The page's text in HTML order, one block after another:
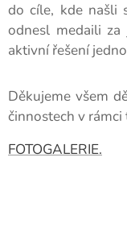
do cíle, kde našli
odnesl medaili
aktivní řešení
Děkujeme všem
činnostech v
FOTOGALERIE.